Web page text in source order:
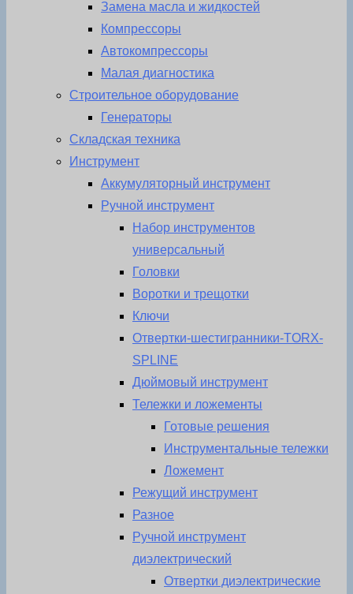
Замена масла и жидкостей
Компрессоры
Автокомпрессоры
Малая диагностика
Строительное оборудование
Генераторы
Складская техника
Инструмент
Аккумуляторный инструмент
Ручной инструмент
Набор инструментов
универсальный
Головки
Воротки и трещотки
Ключи
Отвертки-шестигранники-TORX-
SPLINE
Дюймовый инструмент
Тележки и ложементы
Готовые решения
Инструментальные тележки
Ложемент
Режущий инструмент
Разное
Ручной инструмент
диэлектрический
Отвертки диэлектрические